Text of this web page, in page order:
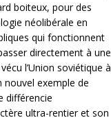
boiteux, pour des
néolibérale en
qui fonctionnent
directement à une
l’Union soviétique à
nouvel exemple de
différencie
ultra-rentier et son